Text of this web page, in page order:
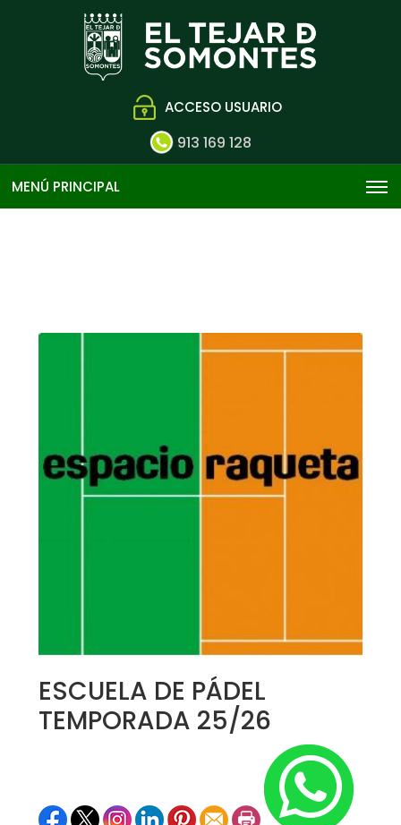
ACCESO USUARIO
913 169 128
MENÚ PRINCIPAL
ESCUELA DE PÁDEL
TEMPORADA 25/26